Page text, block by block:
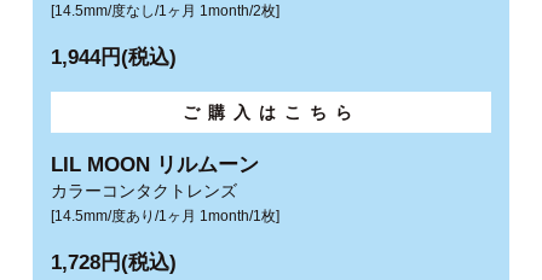
[14.5mm/度なし/1ヶ月 1month/2枚]
1,944円(税込)
ご購入はこちら
LIL MOON リルムーン
カラーコンタクトレンズ
[14.5mm/度あり/1ヶ月 1month/1枚]
1,728円(税込)